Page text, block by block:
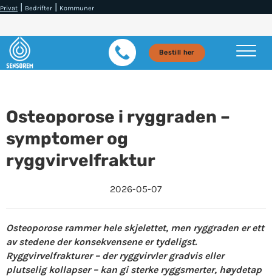
Privat | Bedrifter | Kommuner
Bestill her
Osteoporose i ryggraden –
symptomer og
ryggvirvelfraktur
2026-05-07
Osteoporose rammer hele skjelettet, men ryggraden er ett
av stedene der konsekvensene er tydeligst.
Ryggvirvelfrakturer – der ryggvirvler gradvis eller
plutselig kollapser – kan gi sterke ryggsmerter, høydetap